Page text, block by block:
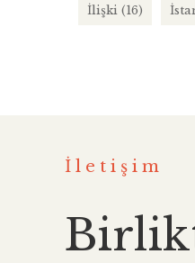
İlişki (16)
İletişim